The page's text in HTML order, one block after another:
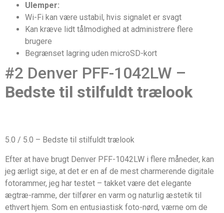
Ulemper:
Wi-Fi kan være ustabil, hvis signalet er svagt
Kan kræve lidt tålmodighed at administrere flere
brugere
Begrænset lagring uden microSD-kort
#2 Denver PFF-1042LW –
Bedste til stilfuldt trælook
5.0 / 5.0 – Bedste til stilfuldt trælook
Efter at have brugt Denver PFF-1042LW i flere måneder, kan
jeg ærligt sige, at det er en af de mest charmerende digitale
fotorammer, jeg har testet – takket være det elegante
ægtræ-ramme, der tilfører en varm og naturlig æstetik til
ethvert hjem. Som en entusiastisk foto-nørd, værne om de